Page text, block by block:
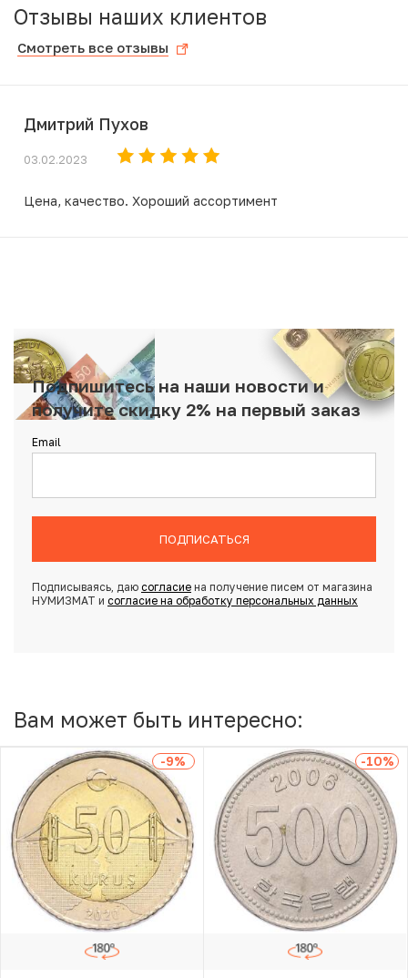
Отзывы наших клиентов
Смотреть все отзывы
Дмитрий Пухов
03.02.2023
Цена, качество. Хороший ассортимент
Подпишитесь на наши новости и
получите скидку 2% на первый заказ
Email
ПОДПИСАТЬСЯ
Подписываясь, даю согласиена получение писем от магазина
НУМИЗМАТ и согласие на обработку персональных данных
Вам может быть интересно:
-9% -10%